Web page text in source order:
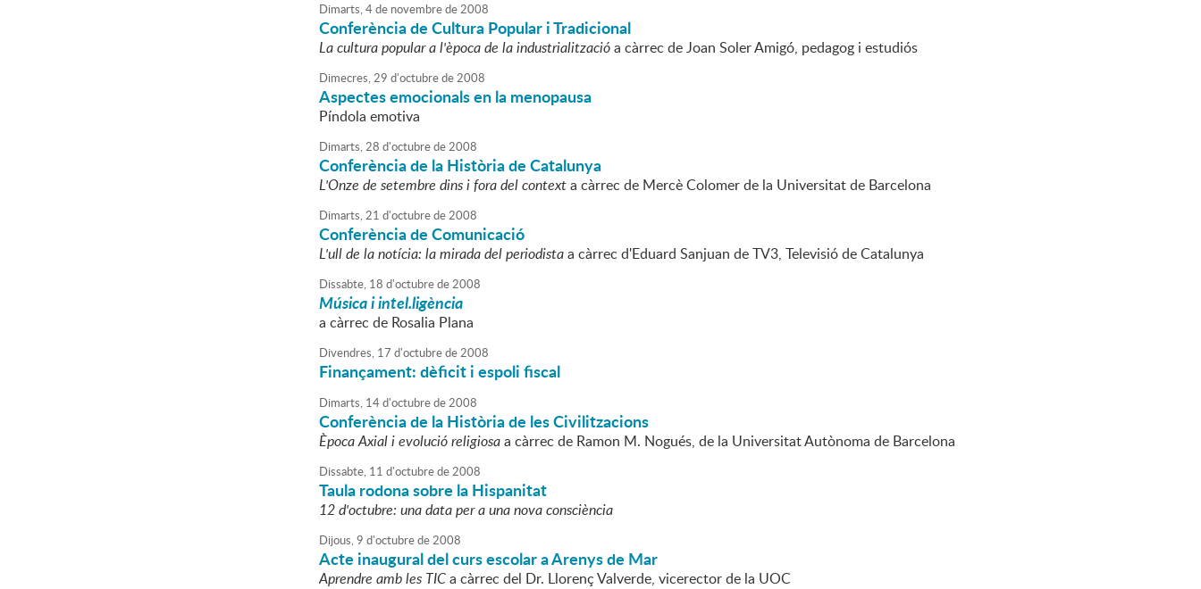
Dimarts,4de novembrede2008
Conferència de Cultura Popular i Tradicional
La cultura popular a l'època de la industrialitzacióa càrrec de Joan Soler Amigó, pedagog i estudiós
Dimecres,29 d'octubrede2008
Aspectes emocionals en la menopausa
Píndola emotiva
Dimarts,28 d'octubrede2008
Conferència de la Història de Catalunya
L'Onze de setembre dins i fora del contexta càrrec de Mercè Colomer de la Universitat de Barcelona
Dimarts,21 d'octubrede2008
Conferència de Comunicació
L'ull de la notícia: la mirada del periodistaa càrrec d'Eduard Sanjuan de TV3, Televisió de Catalunya
Dissabte, 18 d'octubrede2008
Música i intel.ligència
a càrrec de Rosalia Plana
Divendres, 17 d'octubrede2008
Finançament: dèficit i espoli fiscal
Dimarts, 14d'octubrede2008
Conferència de la Història de les Civilitzacions
Època Axial i evolució religiosaa càrrec de Ramon M. Nogués, de la Universitat Autònoma de Barcelona
Dissabte, 11 d'octubrede2008
Taula rodona sobre la Hispanitat
12 d'octubre: una data per a una nova consciència
Dijous,9 d'octubrede2008
Acte inaugural del curs escolar a Arenys de Mar
Aprendre amb les TICa càrrec del Dr. Llorenç Valverde, vicerector de la UOC